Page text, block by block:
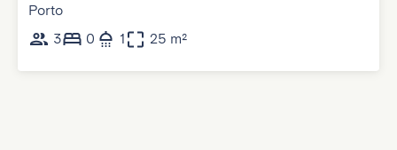
Porto
3
0 1 25 m²